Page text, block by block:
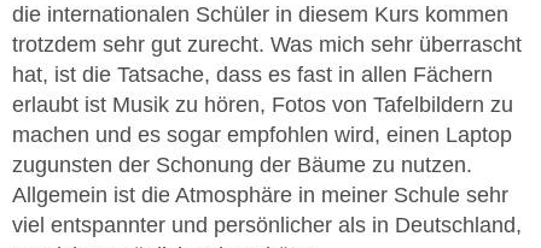
die internationalen Schüler in diesem Kurs kommen
trotzdem sehr gut zurecht. Was mich sehr überrascht
hat, ist die Tatsache, dass es fast in allen Fächern
erlaubt ist Musik zu hören, Fotos von Tafelbildern zu
machen und es sogar empfohlen wird, einen Laptop
zugunsten der Schonung der Bäume zu nutzen.
Allgemein ist die Atmosphäre in meiner Schule sehr
viel entspannter und persönlicher als in Deutschland,